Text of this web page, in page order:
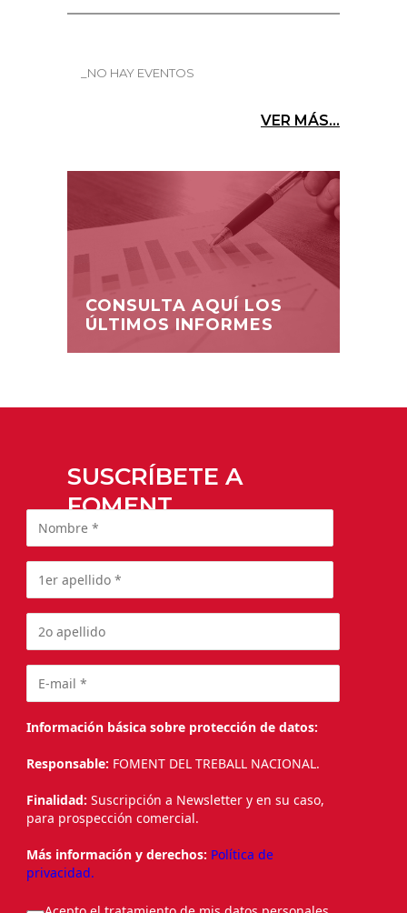
_NO HAY EVENTOS
VER MÁS...
CONSULTA AQUÍ LOS
ÚLTIMOS INFORMES
SUSCRÍBETE A
FOMENT
Información básica sobre protección de datos:
Responsable: FOMENT DEL TREBALL NACIONAL.
Finalidad: Suscripción a Newsletter y en su caso,
para prospección comercial.
Más información y derechos: Política de
privacidad.